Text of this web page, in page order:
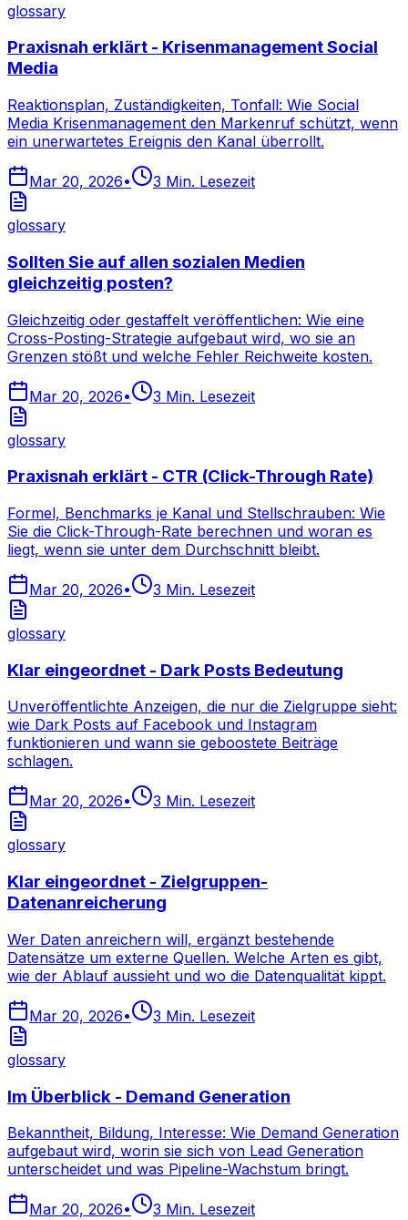
glossary
Praxisnah erklärt - Krisenmanagement Social
Media
Reaktionsplan, Zuständigkeiten, Tonfall: Wie Social
Media Krisenmanagement den Markenruf schützt, wenn
ein unerwartetes Ereignis den Kanal überrollt.
Mar 20, 2026• 3 Min. Lesezeit
glossary
Sollten Sie auf allen sozialen Medien
gleichzeitig posten?
Gleichzeitig oder gestaffelt veröffentlichen: Wie eine
Cross-Posting-Strategie aufgebaut wird, wo sie an
Grenzen stößt und welche Fehler Reichweite kosten.
Mar 20, 2026• 3 Min. Lesezeit
glossary
Praxisnah erklärt - CTR (Click-Through Rate)
Formel, Benchmarks je Kanal und Stellschrauben: Wie
Sie die Click-Through-Rate berechnen und woran es
liegt, wenn sie unter dem Durchschnitt bleibt.
Mar 20, 2026• 3 Min. Lesezeit
glossary
Klar eingeordnet - Dark Posts Bedeutung
Unveröffentlichte Anzeigen, die nur die Zielgruppe sieht:
wie Dark Posts auf Facebook und Instagram
funktionieren und wann sie geboostete Beiträge
schlagen.
Mar 20, 2026• 3 Min. Lesezeit
glossary
Klar eingeordnet - Zielgruppen-
Datenanreicherung
Wer Daten anreichern will, ergänzt bestehende
Datensätze um externe Quellen. Welche Arten es gibt,
wie der Ablauf aussieht und wo die Datenqualität kippt.
Mar 20, 2026• 3 Min. Lesezeit
glossary
Im Überblick - Demand Generation
Bekanntheit, Bildung, Interesse: Wie Demand Generation
aufgebaut wird, worin sie sich von Lead Generation
unterscheidet und was Pipeline-Wachstum bringt.
Mar 20, 2026• 3 Min. Lesezeit